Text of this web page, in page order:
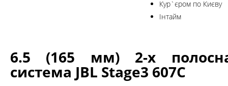
Кур`єром по Києву
Інтайм
6.5 (165 мм) 2-х
система JBL Stage3 607C